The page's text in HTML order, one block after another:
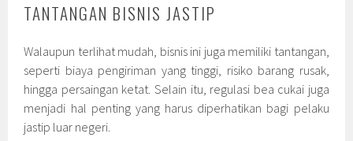
TANTANGAN BISNIS JASTIP
Walaupun terlihat mudah, bisnis ini juga memiliki tantangan,
seperti biaya pengiriman yang tinggi, risiko barang rusak,
hingga persaingan ketat. Selain itu, regulasi bea cukai juga
menjadi hal penting yang harus diperhatikan bagi pelaku
jastip luar negeri.